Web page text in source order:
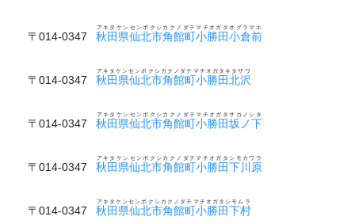
〒014-0347 秋田県仙北市角館町小勝田小倉前
アキタケンセンボクシカクノダテマチオガタオグラマエ
〒014-0347 秋田県仙北市角館町小勝田北沢
アキタケンセンボクシカクノダテマチオガタキタザワ
〒014-0347 秋田県仙北市角館町小勝田坂ノ下
アキタケンセンボクシカクノダテマチオガタサカノシタ
〒014-0347 秋田県仙北市角館町小勝田下川原
アキタケンセンボクシカクノダテマチオガタシモカワラ
〒014-0347 秋田県仙北市角館町小勝田下村
アキタケンセンボクシカクノダテマチオガタシモムラ